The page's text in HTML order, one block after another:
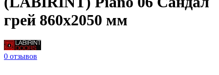
грей 860x2050 мм
0 отзывов